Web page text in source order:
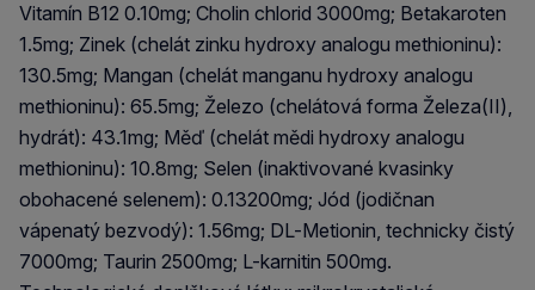
Vitamín B12 0.10mg; Cholin chlorid 3000mg; Betakaroten
1.5mg; Zinek (chelát zinku hydroxy analogu methioninu):
130.5mg; Mangan (chelát manganu hydroxy analogu
methioninu): 65.5mg; Železo (chelátová forma Železa(II),
hydrát): 43.1mg; Měď (chelát mědi hydroxy analogu
methioninu): 10.8mg; Selen (inaktivované kvasinky
obohacené selenem): 0.13200mg; Jód (jodičnan
vápenatý bezvodý): 1.56mg; DL-Metionin, technicky čistý
7000mg; Taurin 2500mg; L-karnitin 500mg.